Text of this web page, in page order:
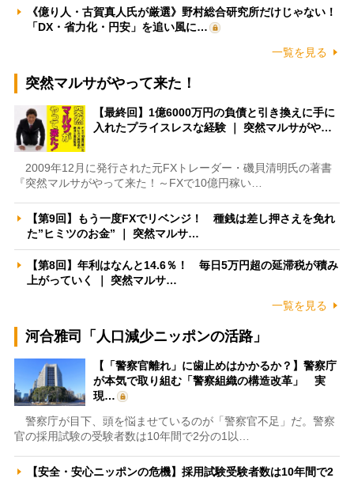
《億り人・古賀真人氏が厳選》野村総合研究所だけじゃない！
「DX・省力化・円安」を追い風に…
一覧を見る
突然マルサがやって来た！
【最終回】1億6000万円の負債と引き換えに手に
入れたプライスレスな経験 ｜ 突然マルサがや…
2009年12月に発行された元FXトレーダー・磯貝清明氏の著書
『突然マルサがやって来た！～FXで10億円稼い…
【第9回】もう一度FXでリベンジ！ 種銭は差し押さえを免れ
た”ヒミツのお金” ｜ 突然マルサ…
【第8回】年利はなんと14.6％！ 毎日5万円超の延滞税が積み
上がっていく ｜ 突然マルサ…
一覧を見る
河合雅司「人口減少ニッポンの活路」
【「警察官離れ」に歯止めはかかるか？】警察庁
が本気で取り組む「警察組織の構造改革」 実
現…
警察庁が目下、頭を悩ませているのが「警察官不足」だ。警察
官の採用試験の受験者数は10年間で2分の1以…
【安全・安心ニッポンの危機】採用試験受験者数は10年間で2